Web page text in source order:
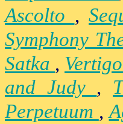
Ascolto ,
Symphony
Satka , Vertigo
and Judy ,
Perpetuum ,